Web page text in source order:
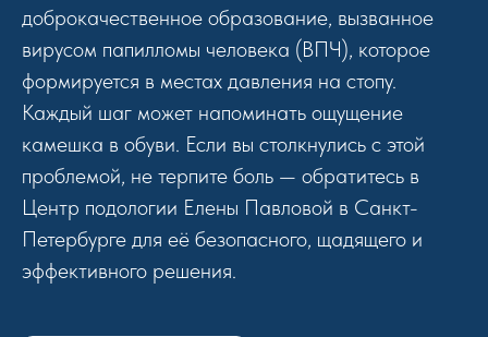
доброкачественное образование, вызванное
вирусом папилломы человека (ВПЧ), которое
формируется в местах давления на стопу.
Каждый шаг может напоминать ощущение
камешка в обуви. Если вы столкнулись с этой
проблемой, не терпите боль — обратитесь в
Центр подологии Елены Павловой в Санкт-
Петербурге для её безопасного, щадящего и
эффективного решения.